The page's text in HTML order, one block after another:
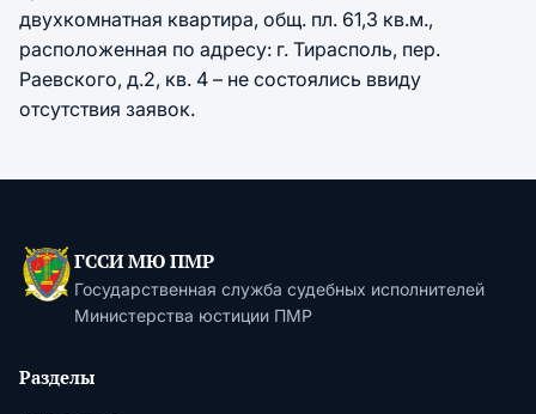
двухкомнатная квартира, общ. пл. 61,3 кв.м.,
расположенная по адресу: г. Тирасполь, пер.
Раевского, д.2, кв. 4 – не состоялись ввиду
отсутствия заявок.
ГССИ МЮ ПМР
Государственная служба судебных исполнителей
Министерства юстиции ПМР
Разделы